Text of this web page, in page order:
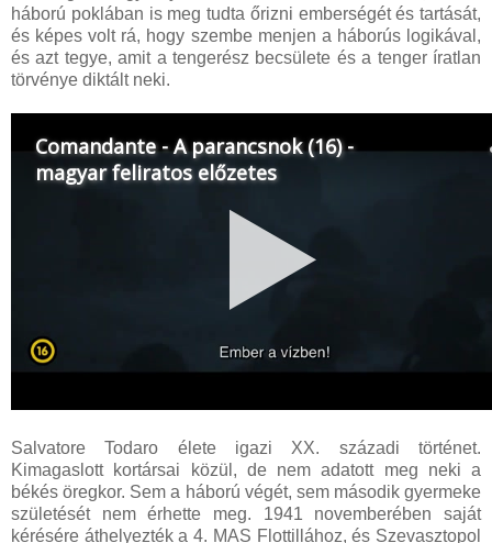
háború poklában is meg tudta őrizni emberségét és tartását,
és képes volt rá, hogy szembe menjen a háborús logikával,
és azt tegye, amit a tengerész becsülete és a tenger íratlan
törvénye diktált neki.
Salvatore Todaro élete igazi XX. századi történet.
Kimagaslott kortársai közül, de nem adatott meg neki a
békés öregkor. Sem a háború végét, sem második gyermeke
születését nem érhette meg. 1941 novemberében saját
kérésére áthelyezték a 4. MAS Flottillához, és Szevasztopol